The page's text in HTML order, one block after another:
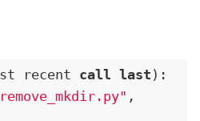
recent call last
,